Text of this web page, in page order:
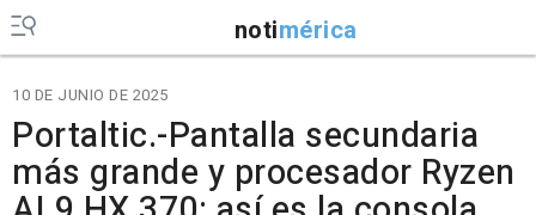
notimérica
10 DE JUNIO DE 2025
Portaltic.-Pantalla secundaria
más grande y procesador Ryzen